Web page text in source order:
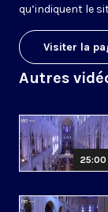
qu’indiquent le
Visiter la
Autres
25:00